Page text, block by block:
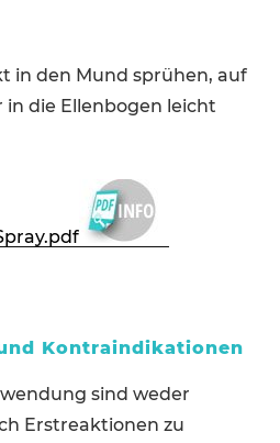
in den Mund sprühen, auf
die Ellenbogen leicht
Kontraindikationen
sind weder
Erstreaktionen zu